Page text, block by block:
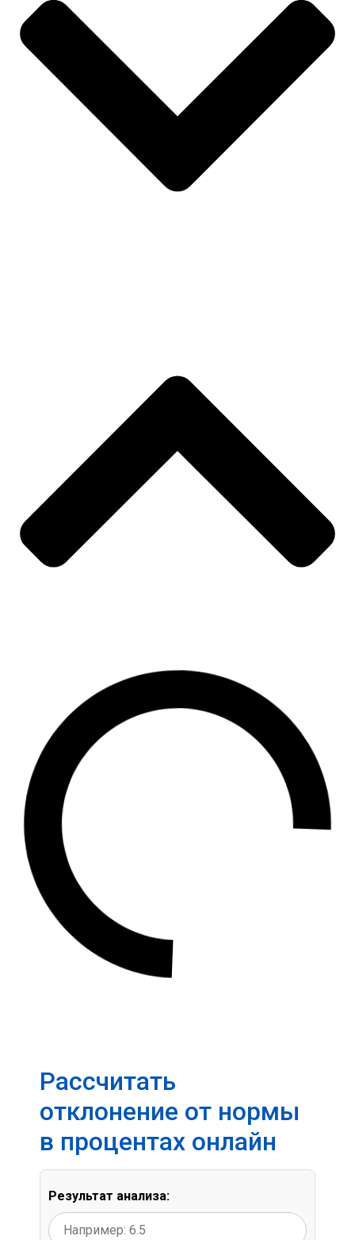
Рассчитать
отклонение от нормы
в процентах онлайн
Результат анализа: